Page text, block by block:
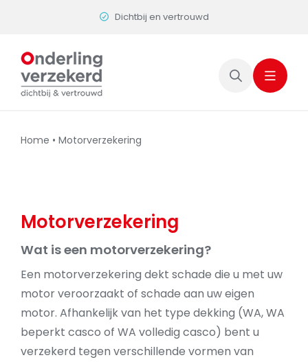
Dichtbij en vertrouwd
Home • Motorverzekering
Motorverzekering
Wat is een motorverzekering?
Een motorverzekering dekt schade die u met uw
motor veroorzaakt of schade aan uw eigen
motor. Afhankelijk van het type dekking (WA, WA
beperkt casco of WA volledig casco) bent u
verzekerd tegen verschillende vormen van